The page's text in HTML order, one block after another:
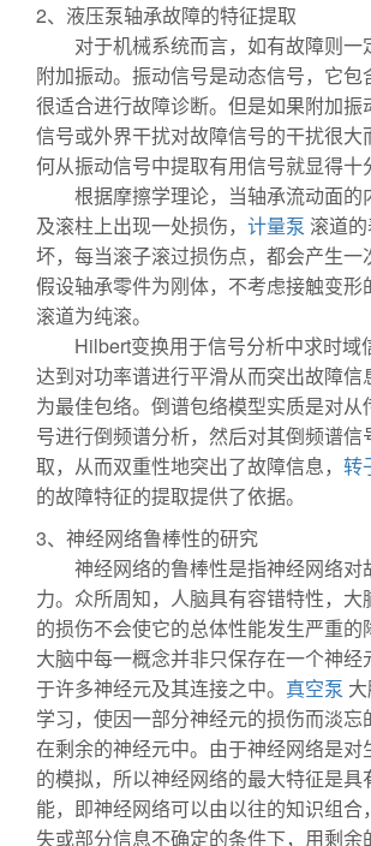
2、液压泵轴承故障的特征提取
对于机械系统而言，如有故障则一
附加振动。振动信号是动态信号，它包
很适合进行故障诊断。但是如果附加振
信号或外界干扰对故障信号的干扰很大
何从振动信号中提取有用信号就显得十
根据摩擦学理论，当轴承流动面的
及滚柱上出现一处损伤， 计量泵 滚道
坏，每当滚子滚过损伤点，都会产生一
假设轴承零件为刚体，不考虑接触变形
滚道为纯滚。
Hilbert变换用于信号分析中求时域
达到对功率谱进行平滑从而突出故障信
为最佳包络。倒谱包络模型实质是对从
号进行倒频谱分析，然后对其倒频谱信
取，从而双重性地突出了故障信息， 转
的故障特征的提取提供了依据。
3、神经网络鲁棒性的研究
神经网络的鲁棒性是指神经网络对
力。众所周知，人脑具有容错特性，大
的损伤不会使它的总体性能发生严重的
大脑中每一概念并非只保存在一个神经
于许多神经元及其连接之中。 真空泵
学习，使因一部分神经元的损伤而淡忘
在剩余的神经元中。由于神经网络是对
的模拟，所以神经网络的最大特征是具
能，即神经网络可以由以往的知识组合
失或部分信息不确定的条件下，用剩余